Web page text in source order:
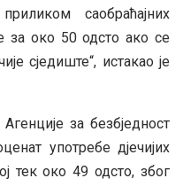
саобраћајних
за око 50 одсто ако се
сједиште“, истакао је
за безбједност
употребе д‌јечијих
тек око 49 одсто, због